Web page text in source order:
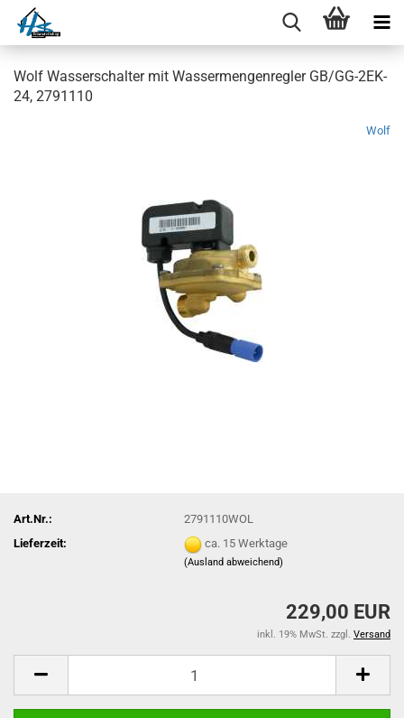
Wolf Wasserschalter mit Wassermengenregler GB/GG-2EK-
24, 2791110
Wolf
Art.Nr.:
2791110WOL
Lieferzeit:
ca. 15 Werktage
(Ausland abweichend)
229,00 EUR
inkl. 19% MwSt. zzgl. Versand